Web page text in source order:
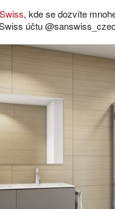
, kde se dozvíte
účtu